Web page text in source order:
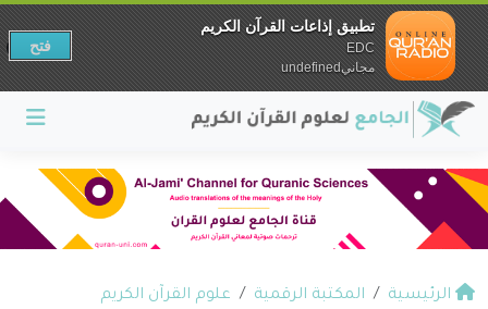
الرئيسية المكتبة الرقمية
علوم القرآن الكريم
تطبيق إذاعات القرآن الكريم
EDC
مجانيundefined
فتح